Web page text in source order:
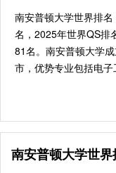
南安普顿大学世界排
名，2025年世界QS排
81名。南安普顿大学
市，优势专业包括电
南安普顿大学世